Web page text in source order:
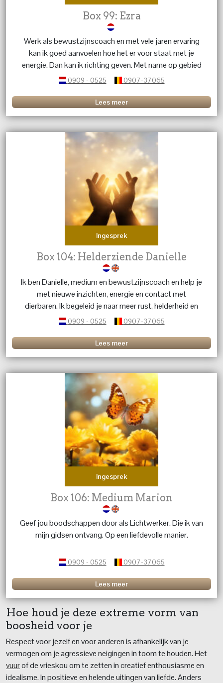
Box 99: Ezra
Werk als bewustzijnscoach en met vele jaren ervaring
kan ik goed aanvoelen hoe het er voor staat met je
energie. Dan kan ik richting geven. Met name op gebied
van liefdesrelaties.
0909 - 0525 0907-37065
Lees meer
Ingesprek
Box 104: Helderziende Danielle
Ik ben Danielle, medium en bewustzijnscoach en help je
met nieuwe inzichten, energie en contact met
dierbaren. Ik begeleid je naar meer rust, helderheid en
kracht in jezelf.
0909 - 0525 0907-37065
Lees meer
Ingesprek
Box 106: Medium Marion
Geef jou boodschappen door als Lichtwerker. Die ik van
mijn gidsen ontvang. Op een liefdevolle manier.
0909 - 0525 0907-37065
Lees meer
Hoe houd je deze extreme vorm van
boosheid voor je
Respect voor jezelf en voor anderen is afhankelijk van je
vermogen om je agressieve neigingen in toom te houden. Het
vuurof de vrieskou om te zetten in creatief enthousiasme en
idealisme. In positieve en helende uitingen van liefde. Anders